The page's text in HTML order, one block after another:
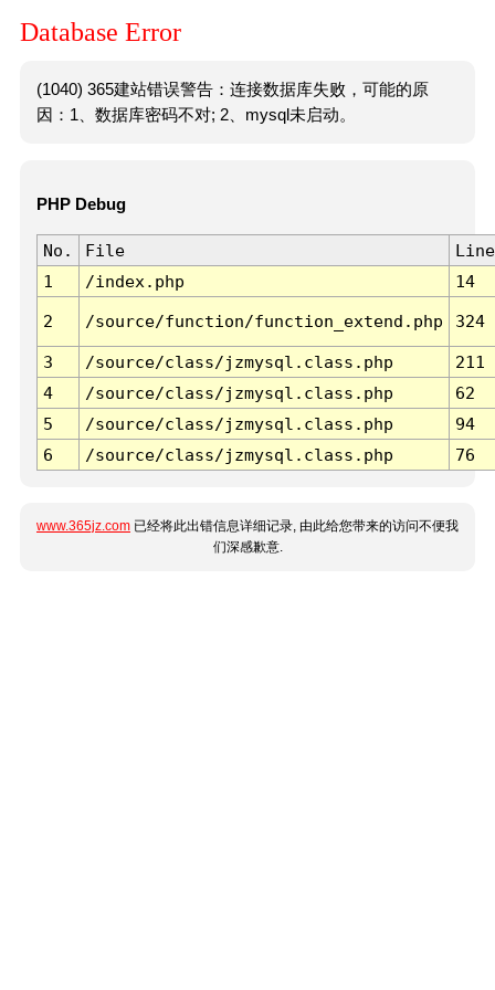
Database Error
(1040) 365建站错误警告：连接数据库失败，可能的原
因：1、数据库密码不对; 2、mysql未启动。
PHP Debug
No. File
Line
1
/index.php 14
2 /source/function/function_extend.php 324
3 /source/class/jzmysql.class.php
211
4
/source/class/jzmysql.class.php
62
5
/source/class/jzmysql.class.php
94
6
/source/class/jzmysql.class.php 76
www.365jz.com 已经将此出错信息详细记录, 由此给您带来的访问不便我
们深感歉意.